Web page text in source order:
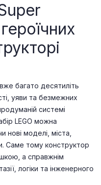
багато десятиліть
уяви та безмежних
системі
LEGO можна
нові моделі, міста,
Саме тому конструктор
а справжнім
логіки та інженерного